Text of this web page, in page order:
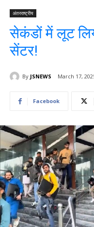
अंतरराष्ट्रीय
सेकंडों में लूट
सेंटर!
By JSNEWS March 17,
Facebook